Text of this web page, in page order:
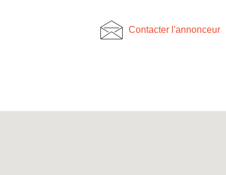
Contacter l'annonceur